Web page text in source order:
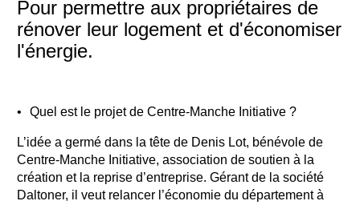
Pour permettre aux propriétaires de
rénover leur logement et d'économiser
l'énergie.
Quel est le projet de Centre-Manche Initiative ?
L’idée a germé dans la tête de Denis Lot, bénévole de
Centre-Manche Initiative, association de soutien à la
création et la reprise d’entreprise. Gérant de la société
Daltoner, il veut relancer l’économie du département à